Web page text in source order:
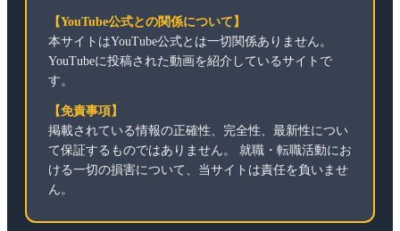
【YouTube公式との関係について】
本サイトはYouTube公式とは一切関係ありません。
YouTubeに投稿された動画を紹介しているサイトで
す。
【免責事項】
掲載されている情報の正確性、完全性、最新性につい
て保証するものではありません。 就職・転職活動にお
ける一切の損害について、当サイトは責任を負いませ
ん。